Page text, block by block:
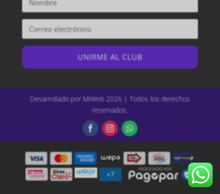
UNIRME AL CLUB
Desarrollado por MiWeb 2026 | Todos los derechos
reservados.